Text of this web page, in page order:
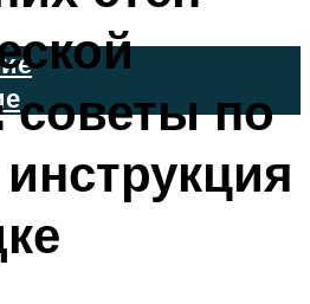
УТЕПЛЕНИЕ
советы по